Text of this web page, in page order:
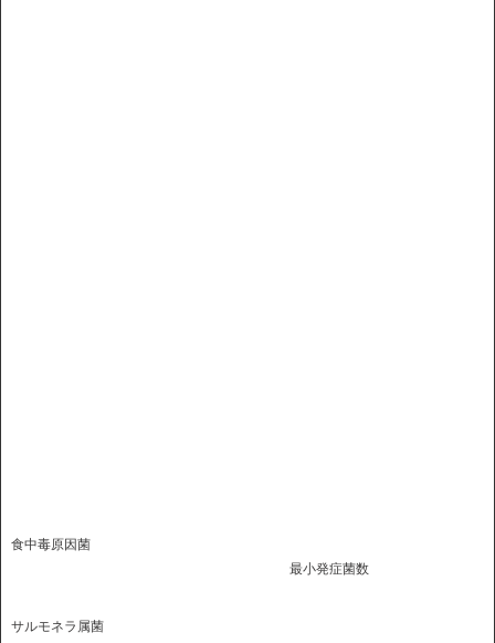
食中毒原因菌
最小発症菌数
サルモネラ属菌